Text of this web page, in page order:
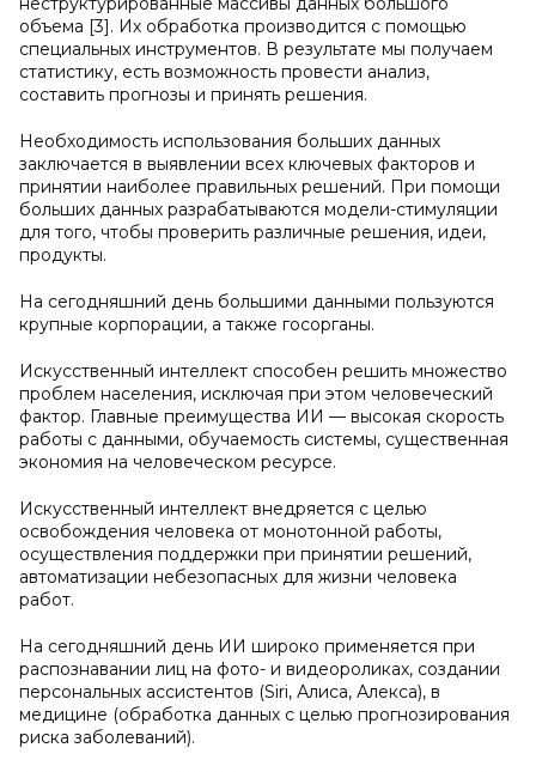
объема [3]. Их обработка производится с помощью
специальных инструментов. В результате мы получаем
статистику, есть возможность провести анализ,
составить прогнозы и принять решения.
Необходимость использования больших данных
заключается в выявлении всех ключевых факторов и
принятии наиболее правильных решений. При помощи
больших данных разрабатываются модели-стимуляции
для того, чтобы проверить различные решения, идеи,
продукты.
На сегодняшний день большими данными пользуются
крупные корпорации, а также госорганы.
Искусственный интеллект способен решить множество
проблем населения, исключая при этом человеческий
фактор. Главные преимущества ИИ — высокая скорость
работы с данными, обучаемость системы, существенная
экономия на человеческом ресурсе.
Искусственный интеллект внедряется с целью
освобождения человека от монотонной работы,
осуществления поддержки при принятии решений,
автоматизации небезопасных для жизни человека
работ.
На сегодняшний день ИИ широко применяется при
распознавании лиц на фото- и видеороликах, создании
персональных ассистентов (Siri, Алиса, Алекса), в
медицине (обработка данных с целью прогнозирования
риска заболеваний).